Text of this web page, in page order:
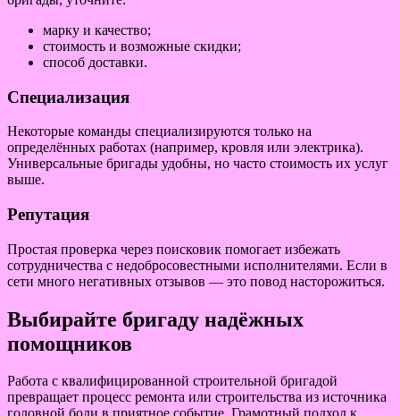
марку и качество;
стоимость и возможные скидки;
способ доставки.
Специализация
Некоторые команды специализируются только на
определённых работах (например, кровля или электрика).
Универсальные бригады удобны, но часто стоимость их услуг
выше.
Репутация
Простая проверка через поисковик помогает избежать
сотрудничества с недобросовестными исполнителями. Если в
сети много негативных отзывов — это повод насторожиться.
Выбирайте бригаду надёжных
помощников
Работа с квалифицированной строительной бригадой
превращает процесс ремонта или строительства из источника